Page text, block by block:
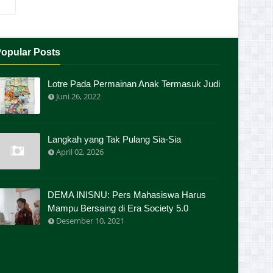
Posts
Lotre Pada Permainan Anak Termasuk Judi
Juni 26, 2022
Langkah yang Tak Pulang Sia-Sia
April 02, 2026
DEMA INISNU: Pers Mahasiswa Harus
Mampu Bersaing di Era Society 5.0
Desember 10, 2021